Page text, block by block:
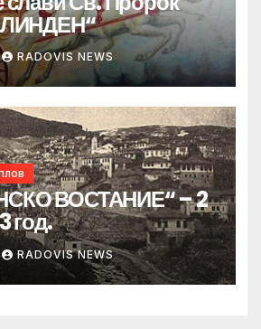
RADOVIS NEWS
ВОСТАНИЕ“ – 2
год.
RADOVIS NEWS